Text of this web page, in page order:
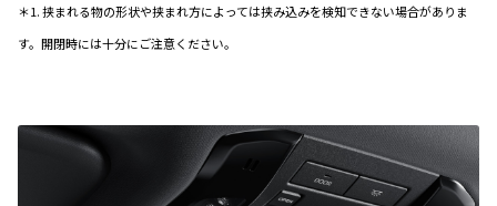
＊1. 挟まれる物の形状や挟まれ方によっては挟み込みを検知できない場合がありま
す。開閉時には十分にご注意ください。